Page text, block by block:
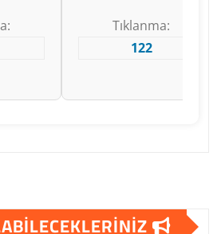
Tıklanma:
122